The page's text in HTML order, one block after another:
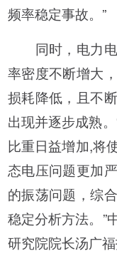
频率稳定事故。”
同时，电力电
率密度不断增大
损耗降低，且不
出现并逐步成熟
比重日益增加,将
态电压问题更加
的振荡问题，综
稳定分析方法。”
研究院院长汤广福